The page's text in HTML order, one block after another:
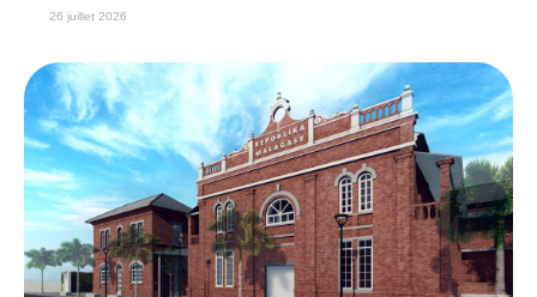
26 juillet 2026